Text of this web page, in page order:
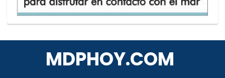
MDPHOY.COM